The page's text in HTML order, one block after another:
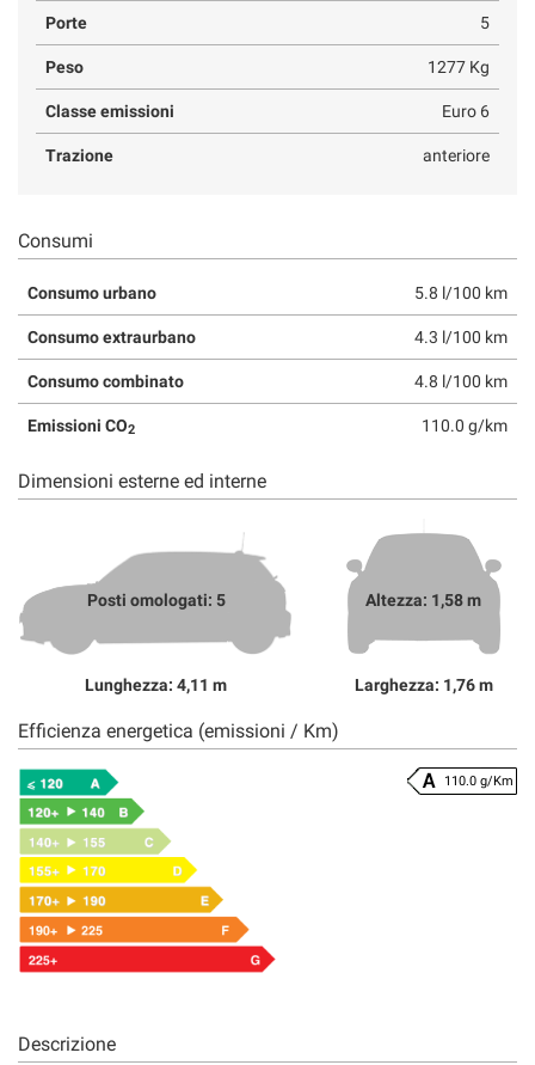
Porte 5
Peso 1277 Kg
Classe emissioni Euro 6
Trazione anteriore
Consumi
Consumo urbano 5.8 l/100 km
Consumo extraurbano 4.3 l/100 km
Consumo combinato 4.8 l/100 km
Emissioni CO2 110.0 g/km
Dimensioni esterne ed interne
Posti omologati: 5
Lunghezza: 4,11 m
Altezza: 1,58 m
Larghezza: 1,76 m
Efficienza energetica (emissioni / Km)
110.0 g/Km
Descrizione